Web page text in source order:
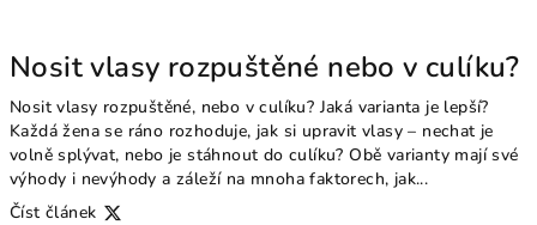
Nosit vlasy rozpuštěné nebo v culíku?
Nosit vlasy rozpuštěné, nebo v culíku? Jaká varianta je lepší?
Každá žena se ráno rozhoduje, jak si upravit vlasy – nechat je
volně splývat, nebo je stáhnout do culíku? Obě varianty mají své
výhody i nevýhody a záleží na mnoha faktorech, jak...
Číst článek